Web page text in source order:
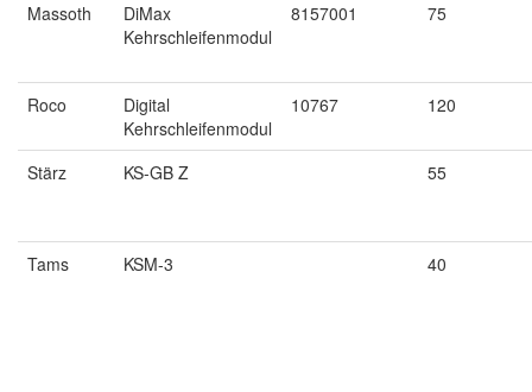
Massoth
DiMax
Kehrschleifenmodul
8157001 75
Roco
Digital
Kehrschleifenmodul
10767 120
Stärz KS-GB Z 55
Tams KSM-3 40